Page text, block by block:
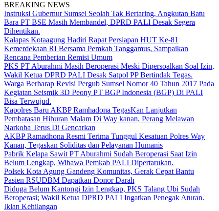
BREAKING NEWS
Instruksi Gubernur Sumsel Seolah Tak Bertaring, Angkutan Batu
Bara PT BSE Masih Membandel, DPRD PALI Desak Segera
Dihentikan.
Kalapas Kotaagung Hadiri Rapat Persiapan HUT Ke-81
Kemerdekaan RI Bersama Pemkab Tanggamus, Sampaikan
Rencana Pemberian Remisi Umum
PKS PT Aburahmi Masih Beroperasi Meski Dipersoalkan Soal Izin,
Wakil Ketua DPRD PALI Desak Satpol PP Bertindak Tegas.
Warga Berharap Revisi Pergub Sumsel Nomor 40 Tahun 2017 Pada
Kegiatan Seismik 3D Peony PT BGP Indonesia (BGP) Di PALI
Bisa Terwujud.
Kapolres Baru AKBP Ramhadona TegasKan Lanjutkan
Pembatasan Hiburan Malam Di Way kanan, Perang Melawan
Narkoba Terus Di Gencarkan
AKBP Ramadhona Resmi Terima Tunggul Kesatuan Polres Way
Kanan, Tegaskan Soliditas dan Pelayanan Humanis
Pabrik Kelapa Sawit PT Aburahmi Sudah Beroperasi Saat Izin
Belum Lengkap, Wibawa Pemkab PALI Dipertarukan.
Polsek Kota Agung Gandeng Komunitas, Gerak Cepat Bantu
Pasien RSUDBM Dapatkan Donor Darah
Diduga Belum Kantongi Izin Lengkap, PKS Talang Ubi Sudah
Beroperasi; Wakil Ketua DPRD PALI Ingatkan Penegak Aturan.
Iklan Kehilangan